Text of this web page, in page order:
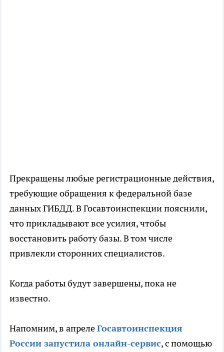
Прекращены любые регистрационные действия,
требующие обращения к федеральной базе
данных ГИБДД. В Госавтоинспекции пояснили,
что прикладывают все усилия, чтобы
восстановить работу базы. В том числе
привлекли сторонних специалистов.
Когда работы будут завершены, пока не
известно.
Напомним, в апрелеГосавтоинспекция
России запустила онлайн-сервис, с помощью